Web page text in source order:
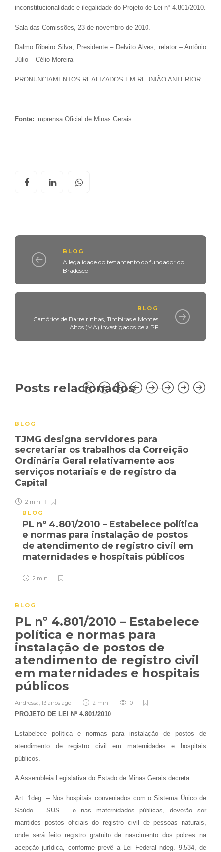
inconstitucionalidade e ilegalidade do Projeto de Lei nº 4.801/2010.
Sala das Comissões, 23 de novembro de 2010.
Dalmo Ribeiro Silva, Presidente – Delvito Alves, relator – Antônio
Júlio – Célio Moreira.
PRONUNCIAMENTOS REALIZADOS EM REUNIÃO ANTERIOR
Fonte: Imprensa Oficial de Minas Gerais
BLOG
A legalidade do testamento do fundador do
Bradesco
BLOG
Cartórios de Barreirinhas, Timbiras e Montes
Altos (MA) investigados pela PF
Posts relacionados
BLOG
TJMG designa servidores para
secretariar os trabalhos da Correição
Ordinária Geral relativamente aos
serviços notariais e de registro da
Capital
2 min
BLOG
PL nº 4.801/2010 – Estabelece política
e normas para instalação de postos
de atendimento de registro civil em
maternidades e hospitais públicos
2 min
BLOG
PL nº 4.801/2010 – Estabelece
política e normas para
instalação de postos de
atendimento de registro civil
em maternidades e hospitais
públicos
Andressa, 13 anos ago 2 min 0
PROJETO DE LEI Nº 4.801/2010
Estabelece política e normas para instalação de postos de
atendimento de registro civil em maternidades e hospitais
públicos.
A Assembleia Legislativa do Estado de Minas Gerais decreta:
Art. 1deg. – Nos hospitais conveniados com o Sistema Único de
Saúde – SUS – e nas maternidades públicas, deverão ser
mantidos postos oficiais do registro civil de pessoas naturais,
onde será feito registro gratuito de nascimento dos pobres na
acepção jurídica, conforme prevê a Lei Federal ndeg. 9.534, de